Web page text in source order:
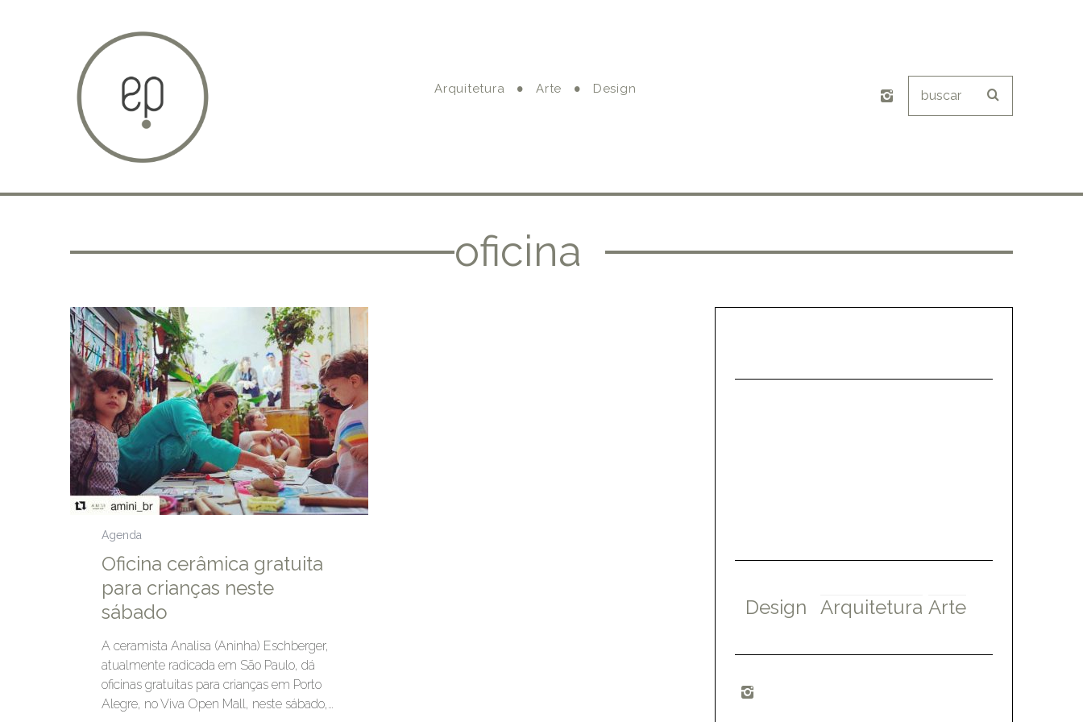
Arquitetura Arte Design
oficina
Agenda
Oficina cerâmica gratuita
para crianças neste
sábado
A ceramista Analisa (Aninha) Eschberger,
atualmente radicada em São Paulo, dá
oficinas gratuitas para crianças em Porto
Alegre, no Viva Open Mall, neste sábado,…
Design Arquitetura Arte